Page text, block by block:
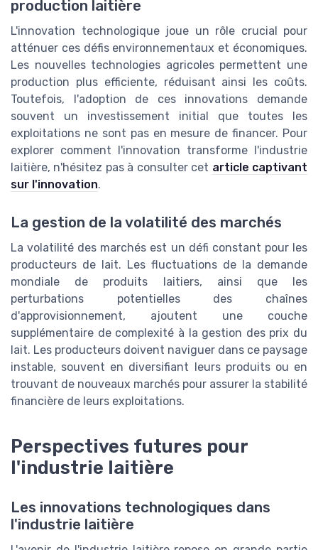
production laitière
L'innovation technologique joue un rôle crucial pour
atténuer ces défis environnementaux et économiques.
Les nouvelles technologies agricoles permettent une
production plus efficiente, réduisant ainsi les coûts.
Toutefois, l'adoption de ces innovations demande
souvent un investissement initial que toutes les
exploitations ne sont pas en mesure de financer. Pour
explorer comment l'innovation transforme l'industrie
laitière, n'hésitez pas à consulter cet article captivant
sur l'innovation.
La gestion de la volatilité des marchés
La volatilité des marchés est un défi constant pour les
producteurs de lait. Les fluctuations de la demande
mondiale de produits laitiers, ainsi que les
perturbations potentielles des chaînes
d'approvisionnement, ajoutent une couche
supplémentaire de complexité à la gestion des prix du
lait. Les producteurs doivent naviguer dans ce paysage
instable, souvent en diversifiant leurs produits ou en
trouvant de nouveaux marchés pour assurer la stabilité
financière de leurs exploitations.
Perspectives futures pour
l'industrie laitière
Les innovations technologiques dans
l'industrie laitière